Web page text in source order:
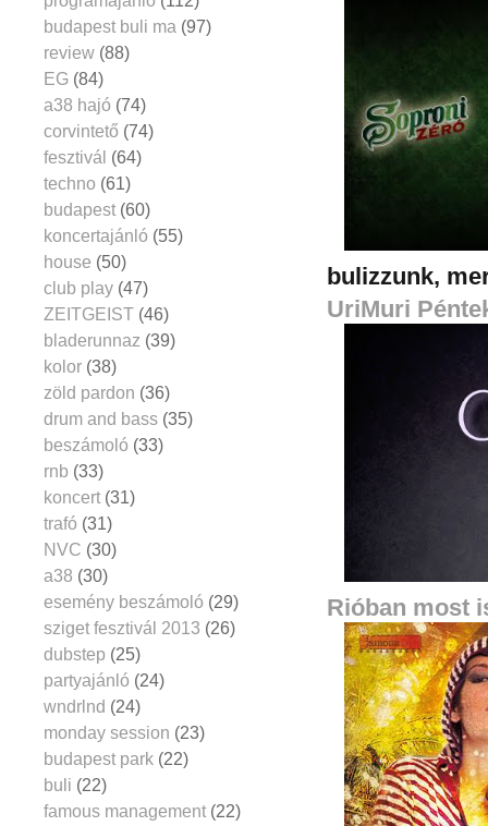
bulizzunk,
UriMuri
Rióban most
budapest buli ma (97)
review (88)
EG (84)
a38 hajó (74)
corvintető (74)
fesztivál (64)
techno (61)
budapest (60)
koncertajánló (55)
house (50)
club play (47)
ZEITGEIST (46)
bladerunnaz (39)
kolor (38)
zöld pardon (36)
drum and bass (35)
beszámoló (33)
rnb (33)
koncert (31)
trafó (31)
NVC (30)
a38 (30)
esemény beszámoló (29)
sziget fesztivál 2013 (26)
dubstep (25)
partyajánló (24)
wndrlnd (24)
monday session (23)
budapest park (22)
buli (22)
famous management (22)